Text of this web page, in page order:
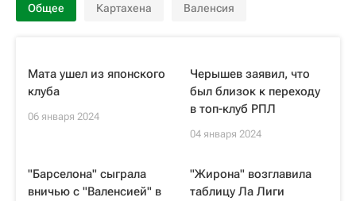
Общее Картахена Валенсия
Мата ушел из японского
клуба
06 января 2024
Черышев заявил, что
был близок к переходу
в топ-клуб РПЛ
04 января 2024
"Барселона" сыграла
вничью с "Валенсией" в
"Жирона" возглавила
таблицу Ла Лиги